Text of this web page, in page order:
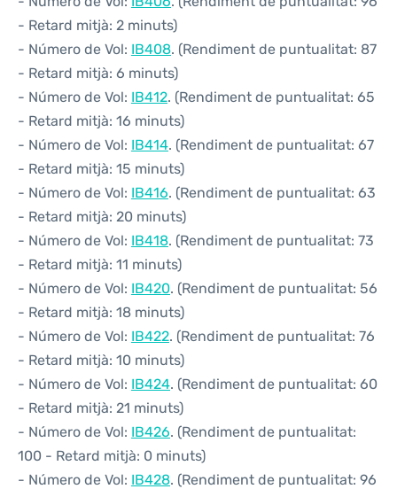
- Retard mitjà: 2 minuts)
- Número de Vol: IB408. (Rendiment de puntualitat: 87
- Retard mitjà: 6 minuts)
- Número de Vol: IB412. (Rendiment de puntualitat: 65
- Retard mitjà: 16 minuts)
- Número de Vol: IB414. (Rendiment de puntualitat: 67
- Retard mitjà: 15 minuts)
- Número de Vol: IB416. (Rendiment de puntualitat: 63
- Retard mitjà: 20 minuts)
- Número de Vol: IB418. (Rendiment de puntualitat: 73
- Retard mitjà: 11 minuts)
- Número de Vol: IB420. (Rendiment de puntualitat: 56
- Retard mitjà: 18 minuts)
- Número de Vol: IB422. (Rendiment de puntualitat: 76
- Retard mitjà: 10 minuts)
- Número de Vol: IB424. (Rendiment de puntualitat: 60
- Retard mitjà: 21 minuts)
- Número de Vol: IB426. (Rendiment de puntualitat:
100 - Retard mitjà: 0 minuts)
- Número de Vol: IB428. (Rendiment de puntualitat: 96